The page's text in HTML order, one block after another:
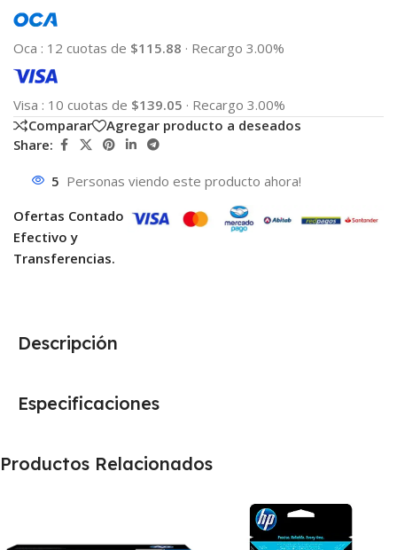
Oca : 12 cuotas de $115.88 · Recargo 3.00%
Visa : 10 cuotas de $139.05 · Recargo 3.00%
Comparar
Agregar producto a deseados
Share:
5 Personas viendo este producto ahora!
Ofertas Contado
Efectivo y
Transferencias.
Descripción
Especificaciones
Productos Relacionados